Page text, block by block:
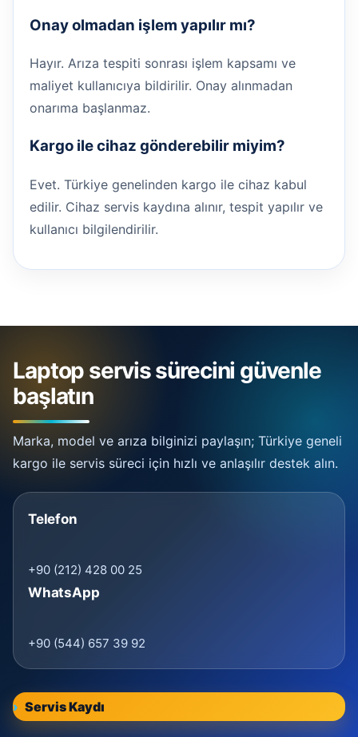
Onay olmadan işlem yapılır mı?
Hayır. Arıza tespiti sonrası işlem kapsamı ve
maliyet kullanıcıya bildirilir. Onay alınmadan
onarıma başlanmaz.
Kargo ile cihaz gönderebilir miyim?
Evet. Türkiye genelinden kargo ile cihaz kabul
edilir. Cihaz servis kaydına alınır, tespit yapılır ve
kullanıcı bilgilendirilir.
Laptop servis sürecini güvenle
başlatın
Marka, model ve arıza bilginizi paylaşın; Türkiye geneli
kargo ile servis süreci için hızlı ve anlaşılır destek alın.
Telefon
+90 (212) 428 00 25
WhatsApp
+90 (544) 657 39 92
Servis Kaydı